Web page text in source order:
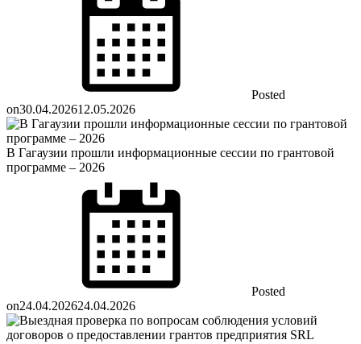
Posted
on30.04.202612.05.2026
В Гагаузии прошли информационные сессии по грантовой
программе – 2026
Posted
on24.04.202624.04.2026